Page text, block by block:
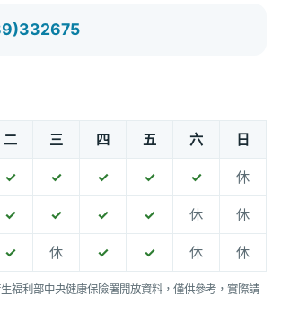
二 三 四 五 六 日
✓ ✓ ✓ ✓ ✓ 休
✓ ✓ ✓ ✓ 休 休
✓ 休 ✓ ✓ 休 休
福利部中央健康保險署開放資料，僅供參考，實際請